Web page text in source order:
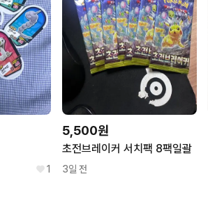
1
5,500원
초전브레이커 서치팩 8팩일괄
3일 전